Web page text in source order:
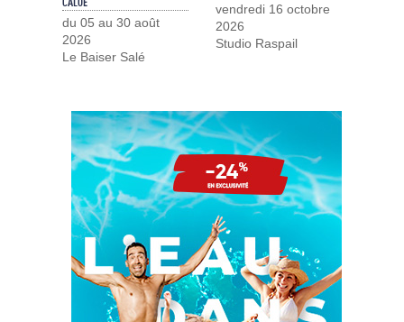
du 05 au 30 août
2026
Le Baiser Salé
vendredi 16 octobre
2026
Studio Raspail